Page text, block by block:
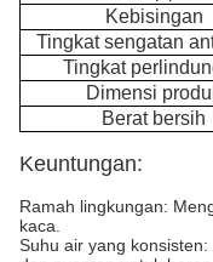
Kebisingan
Tingkat sengatan
Tingkat
Dimensi
Berat bersih
Keuntungan:
Ramah lingkungan:
kaca.
Suhu air yang